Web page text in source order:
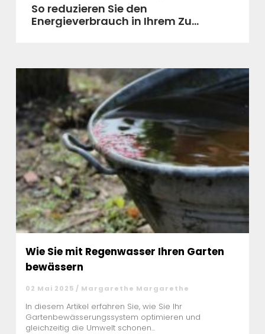
So reduzieren Sie den
Energieverbrauch in Ihrem Zu...
Wie Sie mit Regenwasser Ihren Garten
bewässern
02 Mai 2025 / Margarethe Margarethe
In diesem Artikel erfahren Sie, wie Sie Ihr
Gartenbewässerungssystem optimieren und
gleichzeitig die Umwelt schonen...